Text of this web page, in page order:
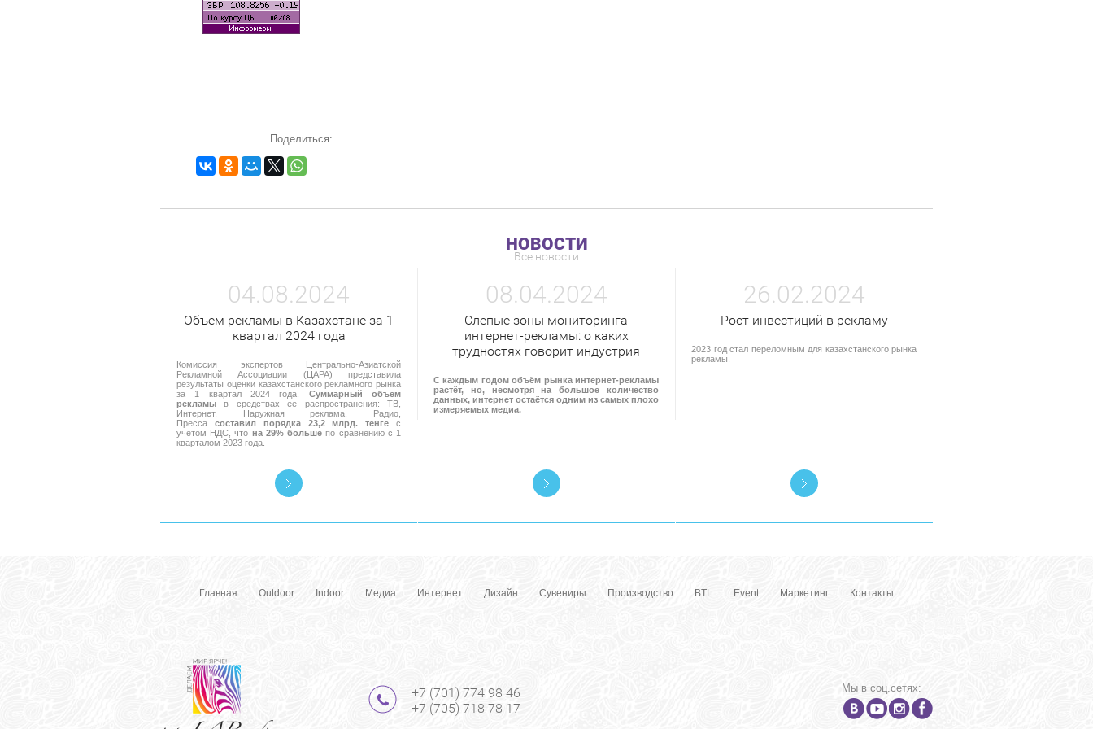
Поделиться:
НОВОСТИ
Все новости
04.08.2024
Объем рекламы в Казахстане за 1
квартал 2024 года
Комиссия экспертов Центрально-Азиатской
Рекламной Ассоциации (ЦАРА) представила
результаты оценки казахстанского рекламного рынка
за 1 квартал 2024 года. Суммарный объем
рекламы в средствах ее распространения: ТВ,
Интернет, Наружная реклама, Радио,
Пресса составил порядка 23,2 млрд. тенге с
учетом НДС, что на 29% больше по сравнению с 1
кварталом 2023 года.
08.04.2024
Слепые зоны мониторинга
интернет-рекламы: о каких
трудностях говорит индустрия
С каждым годом объём рынка интернет-рекламы
растёт, но, несмотря на большое количество
данных, интернет остаётся одним из самых плохо
измеряемых медиа.
26.02.2024
Рост инвестиций в рекламу
2023 год стал переломным для казахстанского рынка
рекламы.
Главная Outdoor Indoor Медиа Интернет Дизайн Сувениры Производство BTL Event Маркетинг Контакты
Мы в соц.сетях:
+7 (701) 774 98 46
+7 (705) 718 78 17